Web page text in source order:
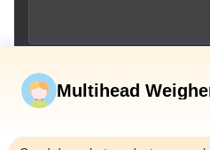
Multihead